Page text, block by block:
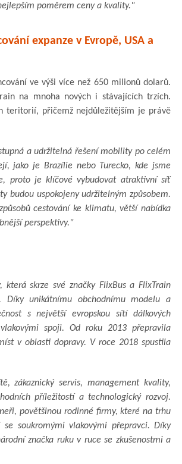
poměrem ceny a kvality."
expanze v Evropě, USA a
ve výši více než 650 milionů dolarů.
na mnoha nových i stávajících trzích.
teritorií, přičemž nejdůležitějším je právě
a udržitelná řešení mobility po celém
jako je Brazílie nebo Turecko, kde jsme
proto je klíčové vybudovat atraktivní síť
budou uspokojeny udržitelným způsobem.
cestování ke klimatu, větší nabídka
perspektivy."
skrze své značky FlixBus a FlixTrain
Díky unikátnímu obchodnímu modelu a
s největší evropskou sítí dálkových
spoji. Od roku 2013 přepravila
v oblasti dopravy. V roce 2018 spustila
zákaznický servis, management kvality,
příležitostí a technologický rozvoj.
povětšinou rodinné firmy, které na trhu
soukromými vlakovými přepravci. Díky
značka ruku v ruce se zkušenostmi a